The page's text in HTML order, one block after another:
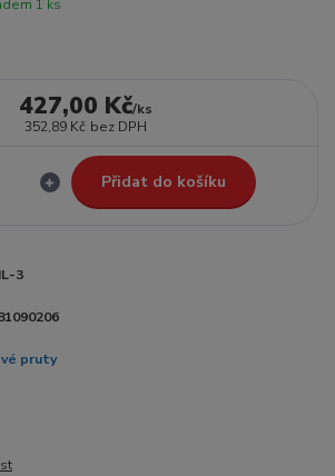
1 ks
427,00 Kč/ks
352,89 Kč bez DPH
Přidat do košíku
3
pruty